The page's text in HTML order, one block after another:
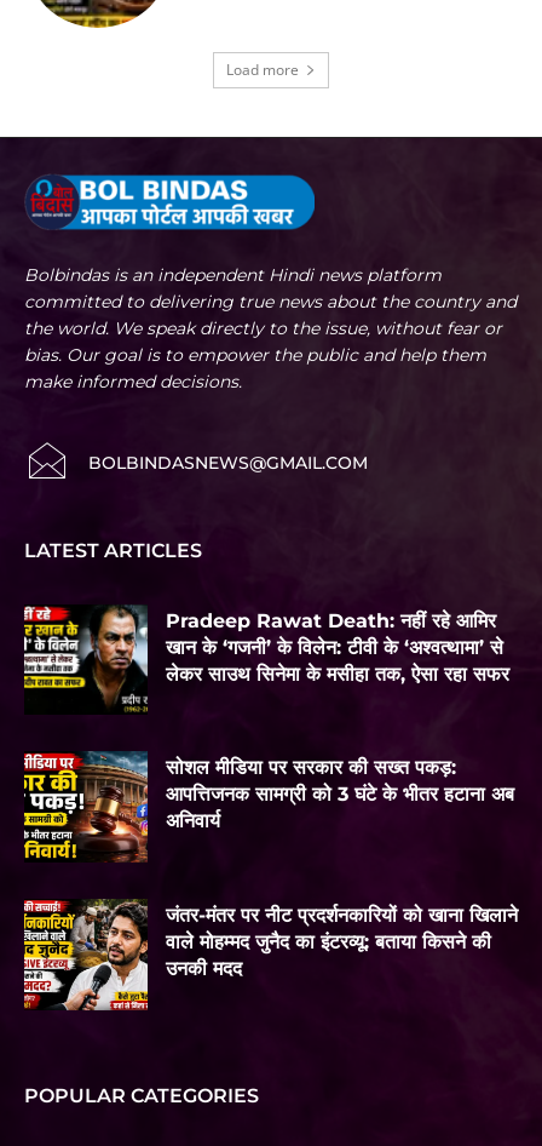
Load more
Bolbindas is an independent Hindi news platform
committed to delivering true news about the country and
the world. We speak directly to the issue, without fear or
bias. Our goal is to empower the public and help them
make informed decisions.
BOLBINDASNEWS@GMAIL.COM
LATEST ARTICLES
Pradeep Rawat Death: नहीं रहे आमिर
खान के ‘गजनी’ के विलेन: टीवी के ‘अश्वत्थामा’ से
लेकर साउथ सिनेमा के मसीहा तक, ऐसा रहा सफर
सोशल मीडिया पर सरकार की सख्त पकड़:
आपत्तिजनक सामग्री को 3 घंटे के भीतर हटाना अब
अनिवार्य
जंतर-मंतर पर नीट प्रदर्शनकारियों को खाना खिलाने
वाले मोहम्मद जुनैद का इंटरव्यू: बताया किसने की
उनकी मदद
POPULAR CATEGORIES